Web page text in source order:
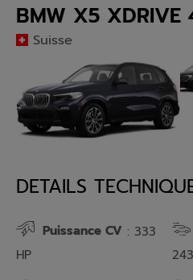
BMW X5 XDRIVE
Suisse
DETAILS
Puissance CV : 333
HP